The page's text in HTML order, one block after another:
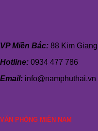
VP Miền Bắc: 88 Kim
Hotline: 0934 477 786
Email: info@namphuthai.vn
VĂN PHÒNG MIỀN NAM